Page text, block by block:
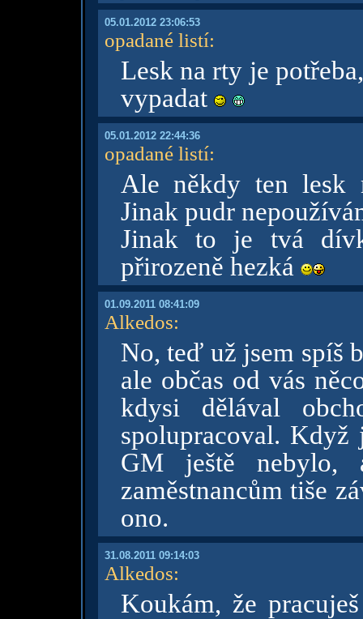
05.01.2012 23:06:53
opadané listí:
Lesk na rty je
vypadat
05.01.2012 22:44:36
opadané listí:
Ale někdy ten lesk
Jinak pudr
Jinak to je tvá
přirozeně hezká
01.09.2011 08:41:09
Alkedos:
No, teď už jsem spíš
ale občas od vás
kdysi dělával
spolupracoval. Když
GM ještě
zaměstnancům tiše
ono.
31.08.2011 09:14:03
Alkedos:
Koukám, že